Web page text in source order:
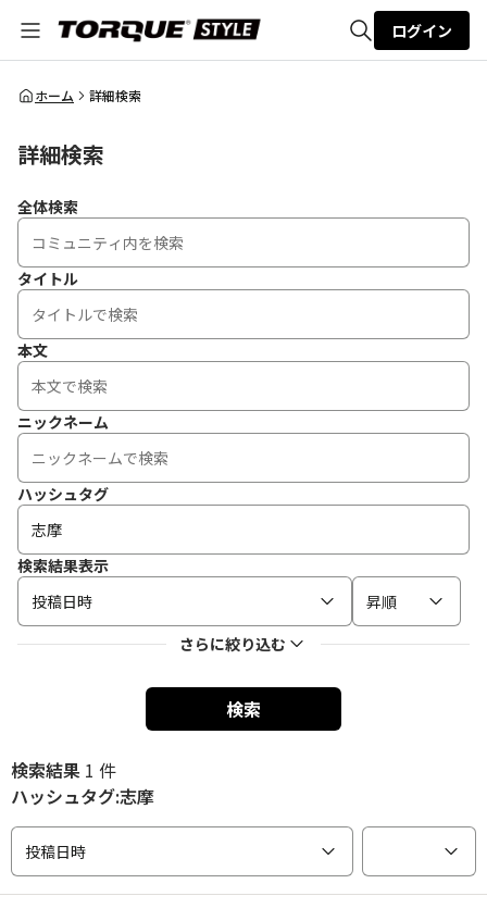
全体検索
ログイン
ホーム 詳細検索
詳細検索
全体検索
タイトル
本文
ニックネーム
ハッシュタグ
検索結果表示
投稿日時
昇順
さらに絞り込む
検索
検索結果 1 件
ハッシュタグ:志摩
投稿日時